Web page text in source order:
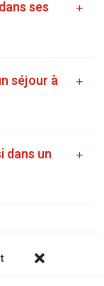
ses
séjour à
dans un